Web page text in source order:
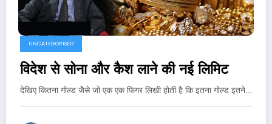
UNCATEGORISED
विदेश से सोना और कैश लाने की नई लिमिट
देखिए कितना गोल्ड जैसे जो एक एक फिगर लिखी होती है कि इतना गोल्ड इतने…